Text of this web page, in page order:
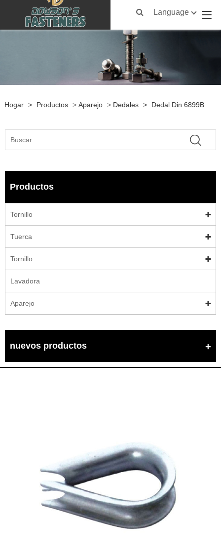
Language
Hogar > Productos > Aparejo > Dedales > Dedal Din 6899B
Productos
Tornillo
Tuerca
Tornillo
Lavadora
Aparejo
nuevos productos